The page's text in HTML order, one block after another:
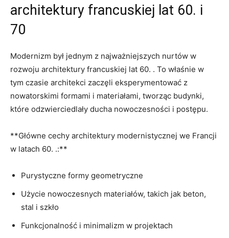
architektury francuskiej lat 60. i ​
70
Modernizm był jednym z najważniejszych nurtów w
⁢rozwoju architektury francuskiej lat 60. .⁣ To właśnie w
tym czasie architekci zaczęli ⁢eksperymentować z
nowatorskimi formami i materiałami, tworząc⁢ budynki,
które odzwierciedlały ducha⁣ nowoczesności ‍i postępu.
**Główne ‍cechy architektury modernistycznej‍ we ⁢Francji
w‍ latach 60.‍ .:**
Purystyczne formy geometryczne
Użycie​ nowoczesnych materiałów, ⁤takich jak beton,
stal i szkło
Funkcjonalność i minimalizm w projektach